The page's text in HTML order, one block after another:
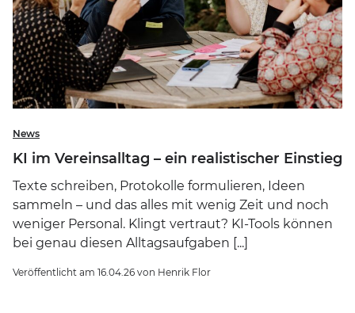
News
KI im Vereinsalltag – ein realistischer Einstieg
Texte schreiben, Protokolle formulieren, Ideen
sammeln – und das alles mit wenig Zeit und noch
weniger Personal. Klingt vertraut? KI-Tools können
bei genau diesen Alltagsaufgaben [...]
Veröffentlicht am 16.04.26 von Henrik Flor